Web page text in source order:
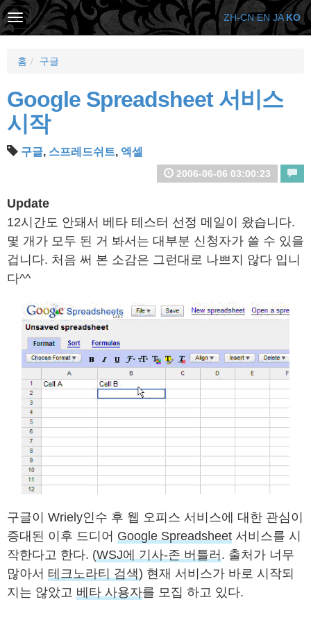
홈 구글
Google Spreadsheet 서비스
시작
구글, 스프레드쉬트, 엑셀
2006-06-06 03:00:23
Update
12시간도 안돼서 베타 테스터 선정 메일이 왔습니다.
몇 개가 모두 된 거 봐서는 대부분 신청자가 쓸 수 있을
겁니다. 처음 써 본 소감은 그런대로 나쁘지 않다 입니
다^^
구글이 Wriely인수 후 웹 오피스 서비스에 대한 관심이
증대된 이후 드디어 Google Spreadsheet 서비스를 시
작한다고 한다. (WSJ에 기사-존 버틀러 . 출처가 너무
많아서 테크노라티 검색) 현재 서비스가 바로 시작되
지는 않았고 베타 사용자를 모집 하고 있다.
ZH-CN EN JA KO